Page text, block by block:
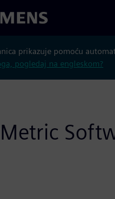
prikazuje pomoću
pogledaj na engleskom?